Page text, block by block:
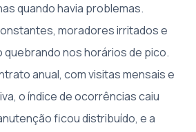
quando havia problemas.
moradores irritados e
nos horários de pico.
anual, com visitas mensais e
o índice de ocorrências caiu
ficou distribuído, e a